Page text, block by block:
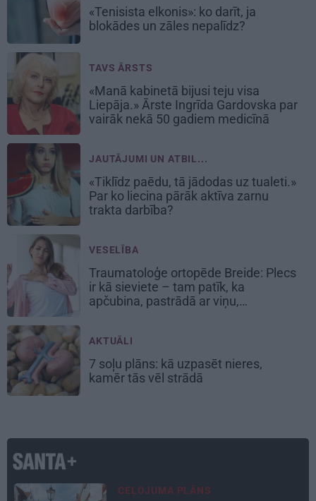
«Tenisista elkonis»: ko darīt, ja
blokādes un zāles nepalīdz?
TAVS ĀRSTS
«Manā kabinetā bijusi teju visa
Liepāja.» Ārste Ingrīda Gardovska par
vairāk nekā 50 gadiem medicīnā
JAUTĀJUMI UN ATBIL...
«Tiklīdz paēdu, tā jādodas uz tualeti.»
Par ko liecina pārāk aktīva zarnu
trakta darbība?
VESELĪBA
Traumatoloģe ortopēde Breide: Plecs
ir kā sieviete – tam patīk, ka
apčubina, pastrādā ar viņu,
AKTUĀLI
7 soļu plāns: kā uzpasēt nieres,
kamēr tās vēl strādā
PSIHOLOĢIJA